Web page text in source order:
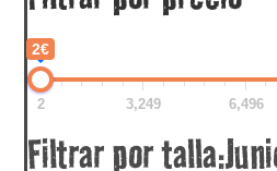
2€
2 3,249 6,496